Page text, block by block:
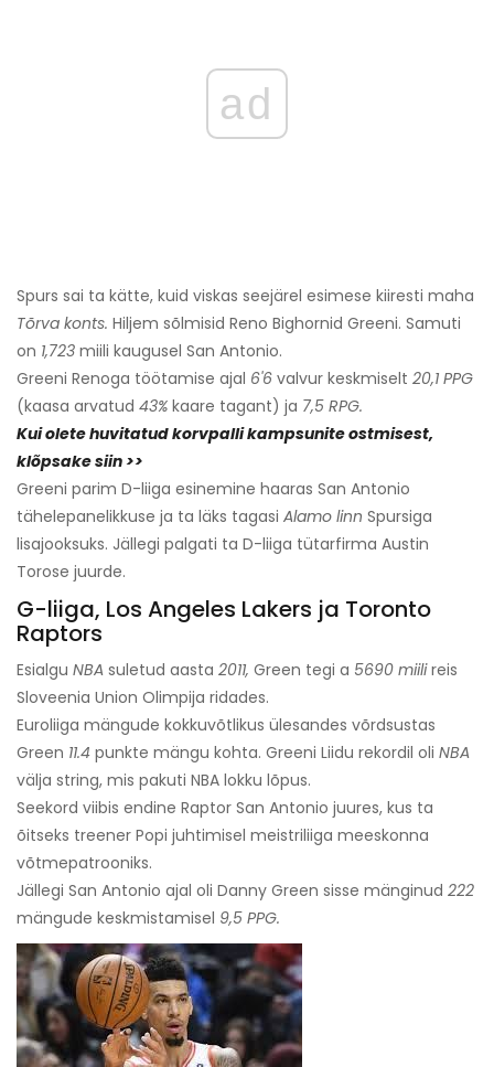
ad
Spurs sai ta kätte, kuid viskas seejärel esimese kiiresti maha
Tõrva konts. Hiljem sõlmisid Reno Bighornid Greeni. Samuti
on 1,723 miili kaugusel San Antonio.
Greeni Renoga töötamise ajal 6'6 valvur keskmiselt 20,1 PPG
(kaasa arvatud 43% kaare tagant) ja 7,5 RPG.
Kui olete huvitatud korvpalli kampsunite ostmisest,
klõpsake siin >>
Greeni parim D-liiga esinemine haaras San Antonio
tähelepanelikkuse ja ta läks tagasi Alamo linn Spursiga
lisajooksuks. Jällegi palgati ta D-liiga tütarfirma Austin
Torose juurde.
G-liiga, Los Angeles Lakers ja Toronto
Raptors
Esialgu NBA suletud aasta 2011, Green tegi a 5690 miilireis
Sloveenia Union Olimpija ridades.
Euroliiga mängude kokkuvõtlikus ülesandes võrdsustas
Green 11.4 punkte mängu kohta. Greeni Liidu rekordil oli NBA
välja string, mis pakuti NBA lokku lõpus.
Seekord viibis endine Raptor San Antonio juures, kus ta
õitseks treener Popi juhtimisel meistriliiga meeskonna
võtmepatrooniks.
Jällegi San Antonio ajal oli Danny Green sisse mänginud 222
mängude keskmistamisel 9,5 PPG.